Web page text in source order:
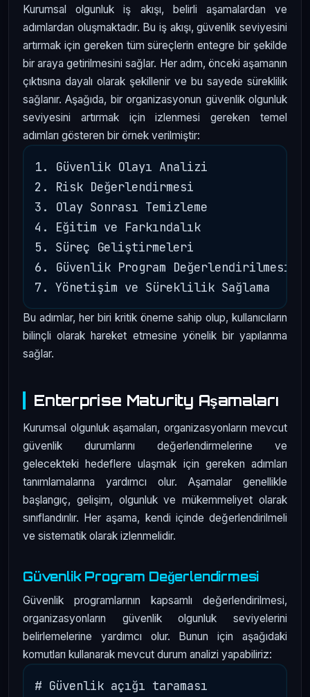
Kurumsal olgunluk iş akışı, belirli aşamalardan ve
adımlardan oluşmaktadır. Bu iş akışı, güvenlik seviyesini
artırmak için gereken tüm süreçlerin entegre bir şekilde
bir araya getirilmesini sağlar. Her adım, önceki aşamanın
çıktısına dayalı olarak şekillenir ve bu sayede süreklilik
sağlanır. Aşağıda, bir organizasyonun güvenlik olgunluk
seviyesini artırmak için izlenmesi gereken temel
adımları gösteren bir örnek verilmiştir:
1. Güvenlik Olayı Analizi
2. Risk Değerlendirmesi
3. Olay Sonrası Temizleme
4. Eğitim ve Farkındalık
5. Süreç Geliştirmeleri
6. Güvenlik Program Değerlendirilmesi
Bu adımlar, her biri kritik öneme sahip olup, kullanıcıların
bilinçli olarak hareket etmesine yönelik bir yapılanma
sağlar.
Enterprise Maturity Aşamaları
Kurumsal olgunluk aşamaları, organizasyonların mevcut
güvenlik durumlarını değerlendirmelerine ve
gelecekteki hedeflere ulaşmak için gereken adımları
tanımlamalarına yardımcı olur. Aşamalar genellikle
başlangıç, gelişim, olgunluk ve mükemmeliyet olarak
sınıflandırılır. Her aşama, kendi içinde değerlendirilmeli
ve sistematik olarak izlenmelidir.
Güvenlik Program Değerlendirmesi
Güvenlik programlarının kapsamlı değerlendirilmesi,
organizasyonların güvenlik olgunluk seviyelerini
belirlemelerine yardımcı olur. Bunun için aşağıdaki
komutları kullanarak mevcut durum analizi yapabiliriz:
# Güvenlik açığı taraması